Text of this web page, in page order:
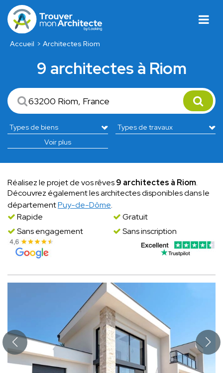
Accueil Architectes Riom
9 architectes à Riom
Voir plus
Réalisez le projet de vos rêves9 architectes à Riom.
Découvrez également les architectes disponibles dans le
départementPuy-de-Dôme.
Rapide
Gratuit
Sans engagement
Sans inscription